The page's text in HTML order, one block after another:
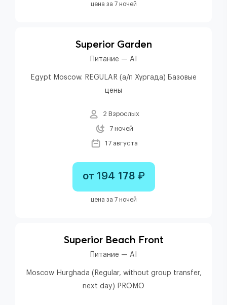
цена за 7 ночей
Superior Garden
Питание — AI
Egypt Moscow. REGULAR (а/п Хургада) Базовые
цены
2 Взрослых
7 ночей
17 августа
от 194 178 ₽
цена за 7 ночей
Superior Beach Front
Питание — AI
Moscow Hurghada (Regular, without group transfer,
next day) PROMO